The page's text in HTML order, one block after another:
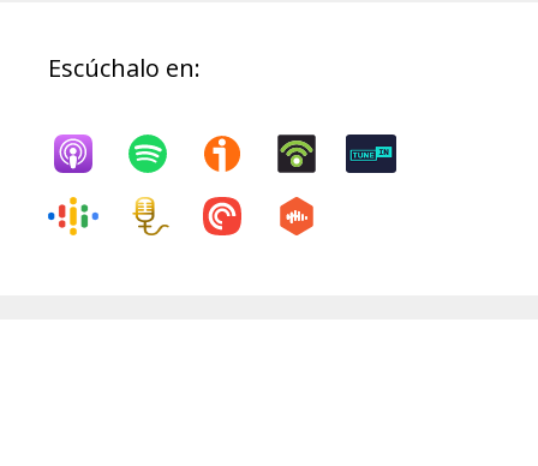
Escúchalo en: